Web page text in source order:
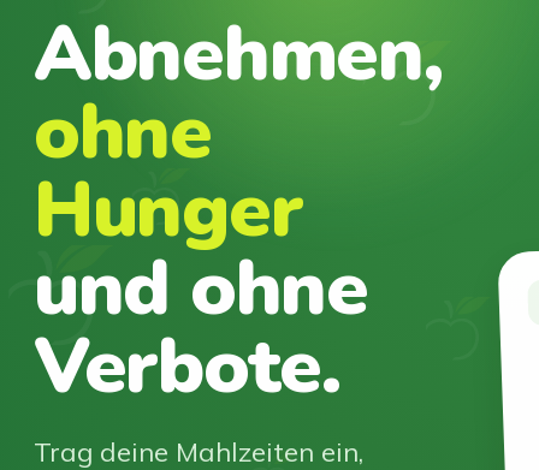
Abnehmen,
ohne
Hunger
und ohne
Verbote.
Trag deine Mahlzeiten ein,